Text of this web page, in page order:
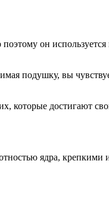
он
подушку, вы
которые достигают
ядра,